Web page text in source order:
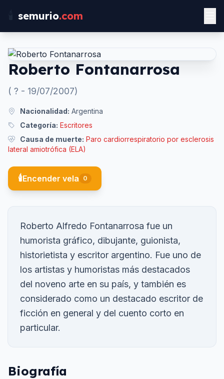
semurio.com
Roberto Fontanarrosa
( ? - 19/07/2007)
Nacionalidad: Argentina
Categoría: Escritores
Causa de muerte: Paro cardiorrespiratorio por esclerosis
lateral amiotrófica (ELA)
🕯️Encender vela 0
Roberto Alfredo Fontanarrosa fue un
humorista gráfico, dibujante, guionista,
historietista y escritor argentino. Fue uno de
los artistas y humoristas más destacados
del noveno arte en su país, y también es
considerado como un destacado escritor de
ficción en general y del cuento corto en
particular.
Biografía